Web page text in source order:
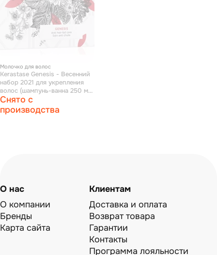
Молочко для волос
Kerastase Genesis - Весенний
набор 2021 для укрепления
волос (шампунь-ванна 250 мл,
молочко 200 мл)
Снято с
производства
О нас
О компании
Бренды
Карта сайта
Клиентам
Доставка и оплата
Возврат товара
Гарантии
Контакты
Программа лояльности